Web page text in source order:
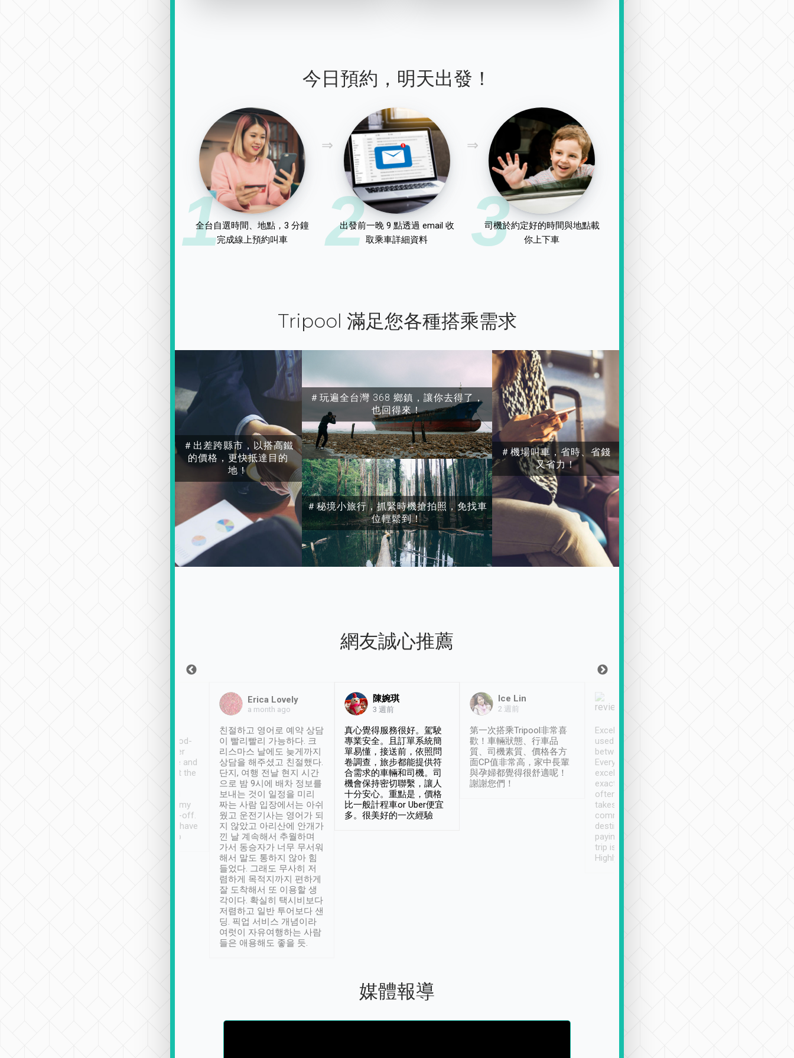
今日預約，明天出發！
1
全台自選時間、地點，3 分鐘
完成線上預約叫車
2
出發前一晚 9 點透過 email 收
取乘車詳細資料
3
司機於約定好的時間與地點載
你上下車
Tripool 滿足您各種搭乘需求
＃出差跨縣市，以搭高鐵
的價格，更快抵達目的
地！
＃玩遍全台灣 368 鄉鎮，讓你去得了，
也回得來！
＃秘境小旅行，抓緊時機搶拍照，免找車
位輕鬆到！
＃機場叫車，省時、省錢
又省力！
網友誠心推薦
service, vehicles in good-
condition and the driver
service was awesome and
thoughtful. Driver went the
have safely arrived at my
destination after drop-off.
Definitely something I have
not seen elsewhere 👍
Erica Lovely
a month ago
친절하고 영어로 예약 상담
이 빨리빨리 가능하다. 크
리스마스 날에도 늦게까지
상담을 해주셨고 친절했다.
단지, 여행 전날 현지 시간
으로 밤 9시에 배차 정보를
보내는 것이 일정을 미리
짜는 사람 입장에서는 아쉬
웠고 운전기사는 영어가 되
지 않았고 아리산에 안개가
낀 날 계속해서 추월하며
가서 동승자가 너무 무서워
해서 말도 통하지 않아 힘
들었다. 그래도 무사히 저
렴하게 목적지까지 편하게
잘 도착해서 또 이용할 생
각이다. 확실히 택시비보다
저렴하고 일반 투어보다 샌
딩. 픽업 서비스 개념이라
여럿이 자유여행하는 사람
들은 애용해도 좋을 듯.
陳婉琪
3 週前
真心覺得服務很好。駕駛
專業安全。且訂單系統簡
單易懂，接送前，依照問
卷調查，旅步都能提供符
合需求的車輛和司機。司
機會保持密切聯繫，讓人
十分安心。重點是，價格
比一般計程車or Uber便宜
多。很美好的一次經驗
Ice Lin
2 週前
第一次搭乘Tripool非常喜
歡！車輛狀態、行車品
質、司機素質、價格各方
面CP值非常高，家中長輩
與孕婦都覺得很舒適呢！
謝謝您們！
Excellent service. We have
used Tripool to travel
between cities in Taiwan.
Every driver has been
excellent and arrives
exactly on time. As there is
often limited English it
takes the difficulty out of
communicating the
destination details and
paying online prior to the
trip is very convenient.
Highly recommended
媒體報導